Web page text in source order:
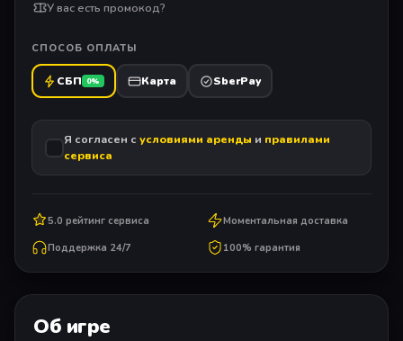
У вас есть промокод?
СПОСОБ ОПЛАТЫ
СБП 0% Карта SberPay
Я согласен с условиями аренды и правилами
сервиса
5.0 рейтинг сервиса
Моментальная доставка
Поддержка 24/7
100% гарантия
Об игре